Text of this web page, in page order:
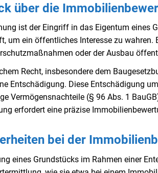
über die
ist der Eingriff in das Eigentum eines
um ein öffentliches Interesse zu
oder der Ausbau
Recht, insbesondere dem
Entschädigung. Diese Entschädigung
Vermögensnachteile (§ 96 Abs. 1
erfordert eine präzise
bei der
eines Grundstücks im Rahmen einer